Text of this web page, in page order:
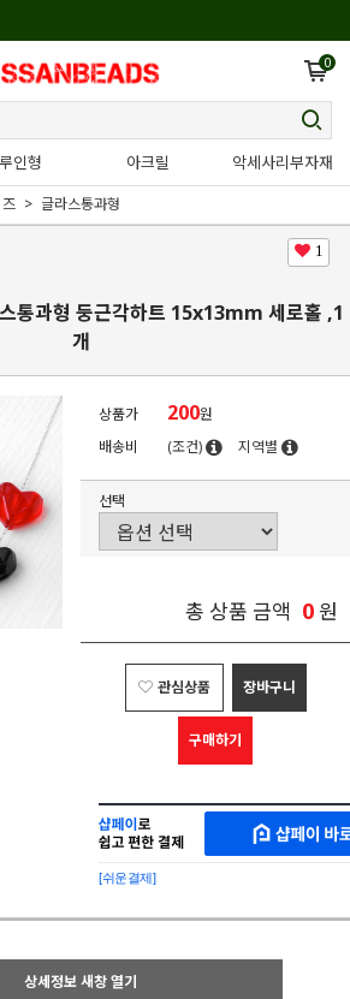
0
인형 아크릴 악세사리부자재
글라스통과형
1
통과형 둥근각하트 15x13mm 세로홀 ,1
개
상품가 200원
배송비
(조건) 지역별
선택
총 상품 금액 0원
관심상품 장바구니
구매하기
MAKESHOP
SHOPPAY
로
간
구
샵
페
페
이
구
[쉬운결제]
상세정보 새창 열기